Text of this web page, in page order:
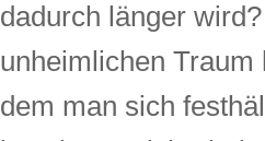
dadurch länger
unheimlichen Traum
dem man sich